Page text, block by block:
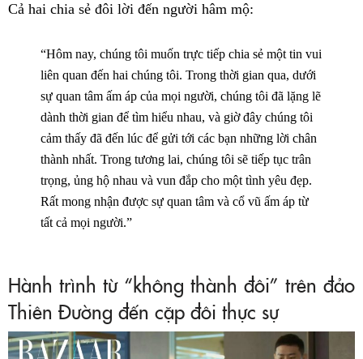
Cả hai chia sẻ đôi lời đến người hâm mộ:
“Hôm nay, chúng tôi muốn trực tiếp chia sẻ một tin vui
liên quan đến hai chúng tôi. Trong thời gian qua, dưới
sự quan tâm ấm áp của mọi người, chúng tôi đã lặng lẽ
dành thời gian để tìm hiểu nhau, và giờ đây chúng tôi
cảm thấy đã đến lúc để gửi tới các bạn những lời chân
thành nhất. Trong tương lai, chúng tôi sẽ tiếp tục trân
trọng, ủng hộ nhau và vun đắp cho một tình yêu đẹp.
Rất mong nhận được sự quan tâm và cổ vũ ấm áp từ
tất cả mọi người.”
Hành trình từ “không thành đôi” trên đảo
Thiên Đường đến cặp đôi thực sự